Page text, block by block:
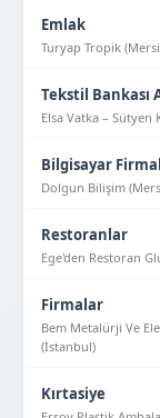
Emlak
Turyap Tropik
Tekstil Bankası
Elsa Vatka – Sütyen
Bilgisayar
Dolgun Bilişim
Restoranlar
Ege'den Restoran
Firmalar
Bem Metalürji Ve
(İstanbul)
Kırtasiye